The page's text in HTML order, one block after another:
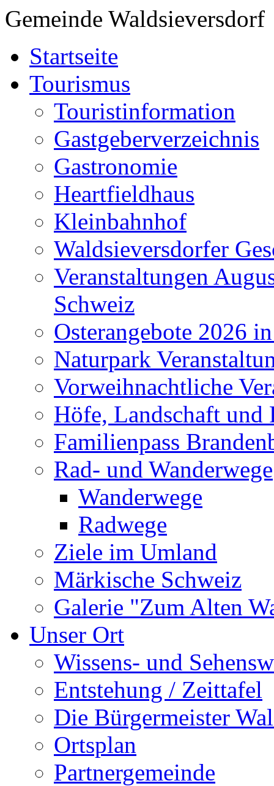
Gemeinde Waldsieversdorf
Startseite
Tourismus
Touristinformation
Gastgeberverzeichnis
Gastronomie
Heartfieldhaus
Kleinbahnhof
Waldsieversdorfer
Veranstaltungen
Schweiz
Osterangebote 2026
Naturpark
Vorweihnachtliche
Höfe, Landschaft und
Familienpass
Rad- und Wanderwege
Wanderwege
Radwege
Ziele im Umland
Märkische Schweiz
Galerie "Zum Alten
Unser Ort
Wissens- und
Entstehung / Zeittafel
Die Bürgermeister
Ortsplan
Partnergemeinde